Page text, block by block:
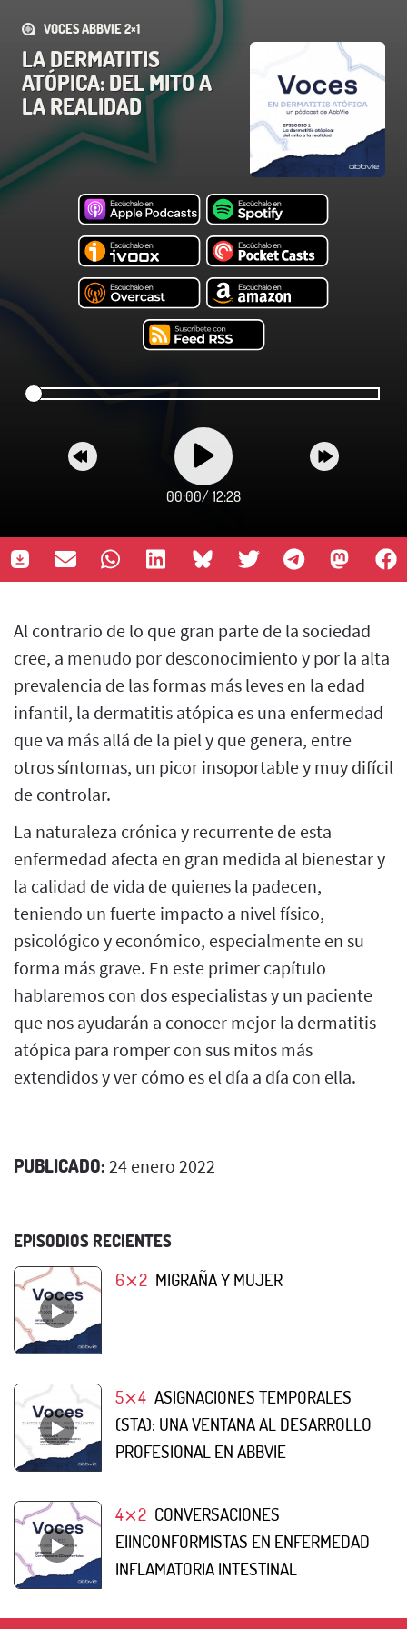
VOCES ABBVIE 2×1
LA DERMATITIS
ATÓPICA: DEL MITO A
LA REALIDAD
00:00/ 12:28
Al contrario de lo que gran parte de la sociedad
cree, a menudo por desconocimiento y por la alta
prevalencia de las formas más leves en la edad
infantil, la dermatitis atópica es una enfermedad
que va más allá de la piel y que genera, entre
otros síntomas, un picor insoportable y muy difícil
de controlar.
La naturaleza crónica y recurrente de esta
enfermedad afecta en gran medida al bienestar y
la calidad de vida de quienes la padecen,
teniendo un fuerte impacto a nivel físico,
psicológico y económico, especialmente en su
forma más grave. En este primer capítulo
hablaremos con dos especialistas y un paciente
que nos ayudarán a conocer mejor la dermatitis
atópica para romper con sus mitos más
extendidos y ver cómo es el día a día con ella.
PUBLICADO: 24 enero 2022
EPISODIOS RECIENTES
6⨯2 MIGRAÑA Y MUJER
5⨯4 ASIGNACIONES TEMPORALES
(STA): UNA VENTANA AL DESARROLLO
PROFESIONAL EN ABBVIE
4⨯2 CONVERSACIONES
EIINCONFORMISTAS EN ENFERMEDAD
INFLAMATORIA INTESTINAL